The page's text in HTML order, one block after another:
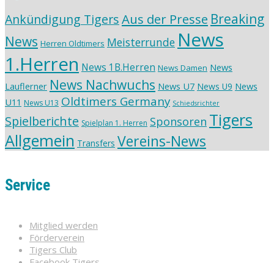
Ankündigung TigersAus der Presse Breaking
News Herren Oldtimers Meisterrunde News
1.Herren News 1B.Herren News Damen News
Lauflerner News Nachwuchs News U7 News U9 News
U11 News U13 Oldtimers Germany Schiedsrichter
Spielberichte Spielplan 1. Herren Sponsoren Tigers
Allgemein Transfers Vereins-News
Service
Mitglied werden
Förderverein
Tigers Club